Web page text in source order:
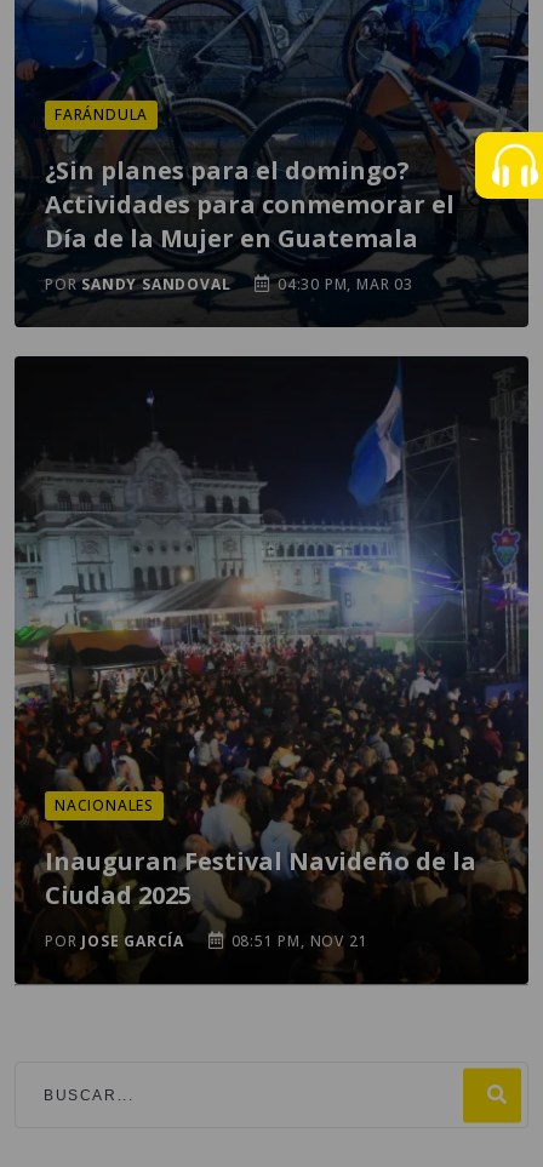
FARÁNDULA
¿Sin planes para el domingo?
Actividades para conmemorar el
Día de la Mujer en Guatemala
PORSANDY SANDOVAL 04:30 PM, MAR 03
NACIONALES
Inauguran Festival Navideño de la
Ciudad 2025
POR JOSE GARCÍA 08:51 PM, NOV 21